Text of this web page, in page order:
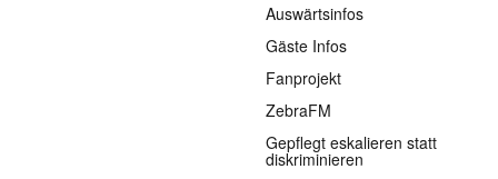
Auswärtsinfos
Gäste Infos
Fanprojekt
ZebraFM
Gepflegt eskalieren statt
diskriminieren